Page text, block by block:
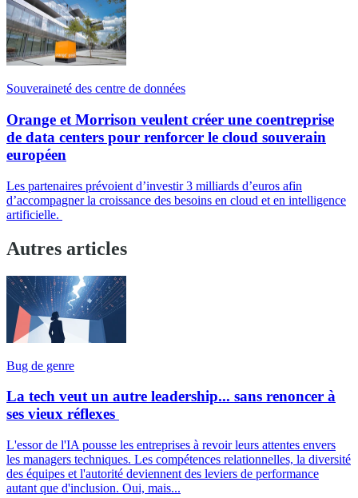
Souveraineté des centre de données
Orange et Morrison veulent créer une coentreprise
de data centers pour renforcer le cloud souverain
européen
Les partenaires prévoient d’investir 3 milliards d’euros afin
d’accompagner la croissance des besoins en cloud et en intelligence
artificielle.
Autres articles
Bug de genre
La tech veut un autre leadership... sans renoncer à
ses vieux réflexes
L'essor de l'IA pousse les entreprises à revoir leurs attentes envers
les managers techniques. Les compétences relationnelles, la diversité
des équipes et l'autorité deviennent des leviers de performance
autant que d'inclusion. Oui, mais...